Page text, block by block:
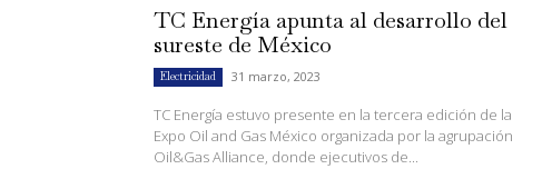
TC Energía apunta al desarrollo del
sureste de México
Electricidad 31 marzo, 2023
TC Energía estuvo presente en la tercera edición de la
Expo Oil and Gas México organizada por la agrupación
Oil&Gas Alliance, donde ejecutivos de...